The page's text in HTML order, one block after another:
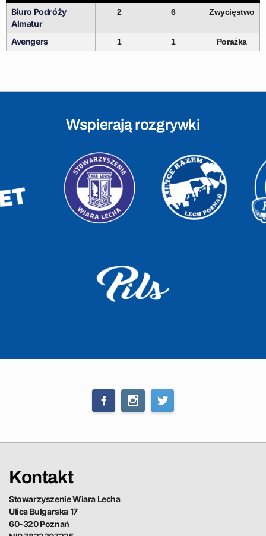
Biuro Podróży
Almatur
2 6 Zwycięstwo
Avengers 1 1 Porażka
Wspierają rozgrywki
Kontakt
Stowarzyszenie Wiara Lecha
Ulica Bulgarska 17
60-320 Poznań